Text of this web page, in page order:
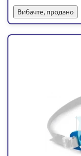
Вибачте, продано